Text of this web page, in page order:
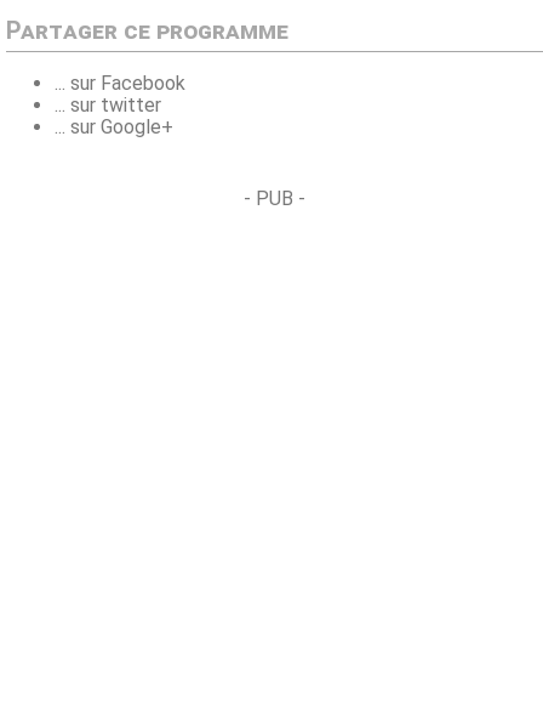
Partager ce programme
... sur Facebook
... sur twitter
... sur Google+
- PUB -